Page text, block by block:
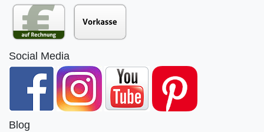
Social Media
Blog